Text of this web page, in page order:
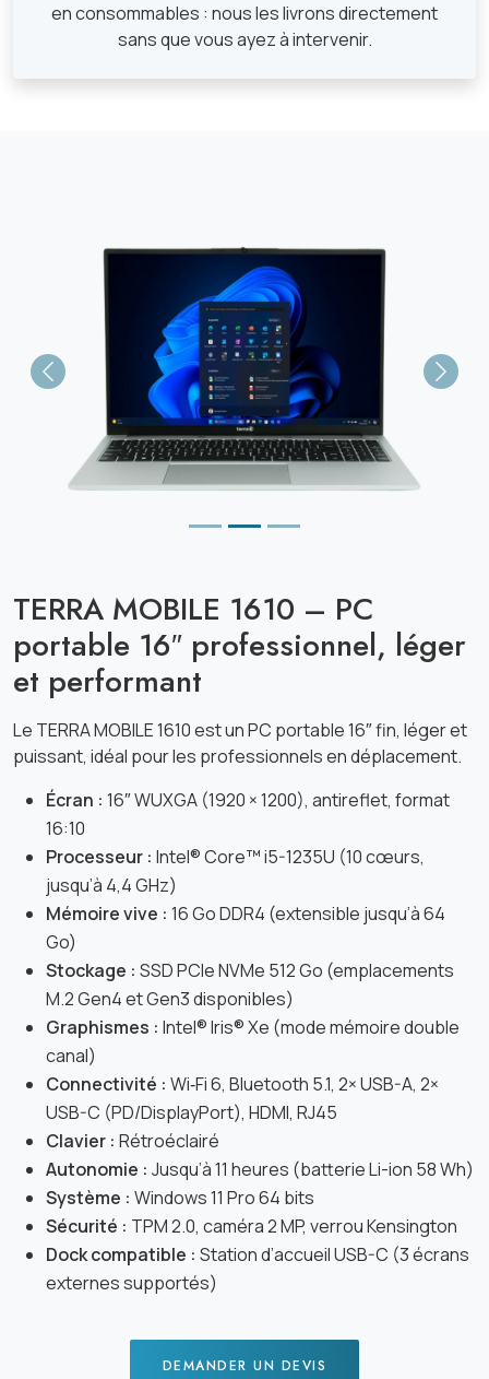
en consommables : nous les livrons directement
sans que vous ayez à intervenir.
Previous Next
TERRA MOBILE 1610 – PC
portable 16″ professionnel, léger
et performant
Le TERRA MOBILE 1610 est un PC portable 16″ fin, léger et
puissant, idéal pour les professionnels en déplacement.
Écran : 16″ WUXGA (1920 × 1200), antireflet, format
16:10
Processeur : Intel® Core™ i5-1235U (10 cœurs,
jusqu’à 4,4 GHz)
Mémoire vive : 16 Go DDR4 (extensible jusqu’à 64
Go)
Stockage : SSD PCIe NVMe 512 Go (emplacements
M.2 Gen4 et Gen3 disponibles)
Graphismes : Intel® Iris® Xe (mode mémoire double
canal)
Connectivité : Wi‑Fi 6, Bluetooth 5.1, 2× USB-A, 2×
USB-C (PD/DisplayPort), HDMI, RJ45
Clavier : Rétroéclairé
Autonomie : Jusqu’à 11 heures (batterie Li-ion 58 Wh)
Système : Windows 11 Pro 64 bits
Sécurité : TPM 2.0, caméra 2 MP, verrou Kensington
Dock compatible : Station d’accueil USB-C (3 écrans
externes supportés)
DEMANDER UN DEVIS